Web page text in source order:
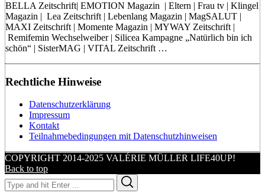
BELLA Zeitschrift| EMOTION Magazin | Eltern | Frau tv | Klingel
Magazin | Lea Zeitschrift | Lebenlang Magazin | MagSALUT |
MAXI Zeitschrift | Momente Magazin | MYWAY Zeitschrift |
Remifemin Wechselweiber | Silicea Kampagne „Natürlich bin ich
schön“ | SisterMAG | VITAL Zeitschrift …
Rechtliche Hinweise
Datenschutzerklärung
Impressum
Kontakt
Teilnahmebedingungen mit Datenschutzhinweisen
COPYRIGHT 2014-2025 VALÉRIE MÜLLER LIFE40UP!
Back to top
Search
for: